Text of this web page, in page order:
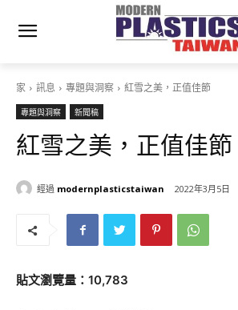
家 訊息 專題與洞察 紅雪之美，正值佳節
專題與洞察 新聞稿
紅雪之美，正值佳節
經過 modernplasticstaiwan 2022年3月5日
貼文瀏覽量：10,783